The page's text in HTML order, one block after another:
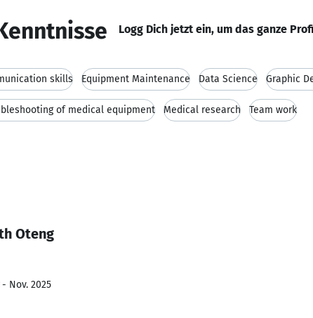
Logg Dich jetzt ein, um das ganze
skills Equipment Maintenance Data Science Graphic
of medical equipment Medical research Team work
Oteng
Nov. 2025